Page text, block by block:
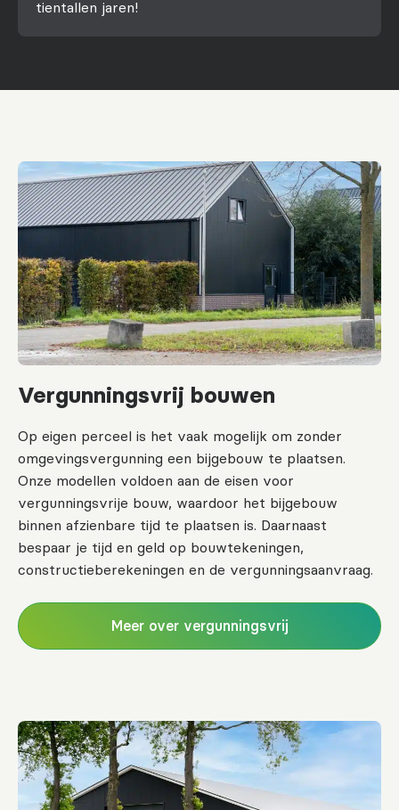
tientallen jaren!
Vergunningsvrij bouwen
Op eigen perceel is het vaak mogelijk om zonder
omgevingsvergunning een bijgebouw te plaatsen.
Onze modellen voldoen aan de eisen voor
vergunningsvrije bouw, waardoor het bijgebouw
binnen afzienbare tijd te plaatsen is. Daarnaast
bespaar je tijd en geld op bouwtekeningen,
constructieberekeningen en de vergunningsaanvraag.
Meer over vergunningsvrij